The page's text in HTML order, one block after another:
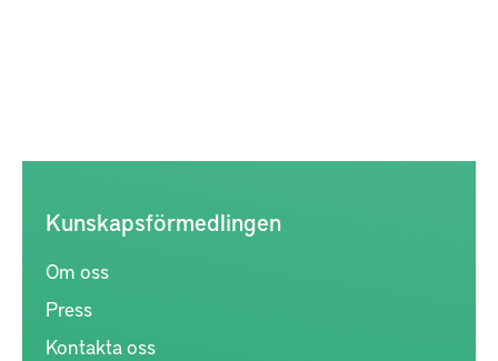
Kunskapsförmedlingen
Om oss
Press
Kontakta oss